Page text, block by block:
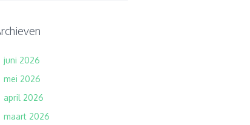
juni 2026
mei 2026
april 2026
maart 2026